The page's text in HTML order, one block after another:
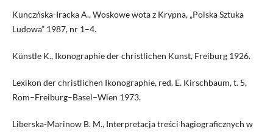
Kunczńska-Iracka A., Woskowe wota z Krypna, „Polska Sztuka
Ludowa” 1987, nr 1–4.
Künstle K., Ikonographie der christlichen Kunst, Freiburg 1926.
Lexikon der christlichen Ikonographie, red. E. Kirschbaum, t. 5,
Rom–Freiburg–Basel–Wien 1973.
Liberska-Marinow B. M., Interpretacja treści hagiograficznych w